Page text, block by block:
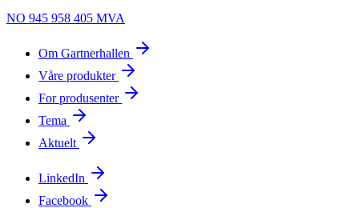
NO 945 958 405 MVA
Om Gartnerhallen
Våre produkter
For produsenter
Tema
Aktuelt
LinkedIn
Facebook